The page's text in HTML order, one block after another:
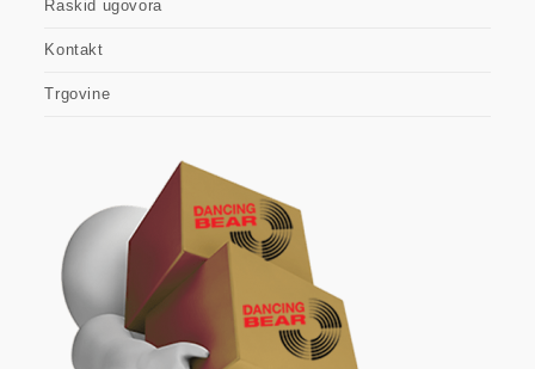
Raskid ugovora
Kontakt
Trgovine